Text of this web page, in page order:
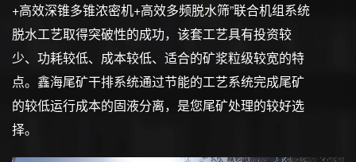
+高效深锥多锥浓密机+高效多频脱水筛”联合机组系统
脱水工艺取得突破性的成功，该套工艺具有投资较
少、功耗较低、成本较低、适合的矿浆粒级较宽的特
点。鑫海尾矿干排系统通过节能的工艺系统完成尾矿
的较低运行成本的固液分离，是您尾矿处理的较好选
择。